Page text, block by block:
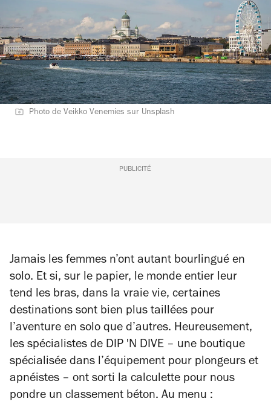
Photo de Veikko Venemies sur Unsplash
PUBLICITÉ
Jamais les femmes n’ont autant bourlingué en
solo. Et si, sur le papier, le monde entier leur
tend les bras, dans la vraie vie, certaines
destinations sont bien plus taillées pour
l’aventure en solo que d’autres. Heureusement,
les spécialistes de DIP 'N DIVE – une boutique
spécialisée dans l’équipement pour plongeurs et
apnéistes – ont sorti la calculette pour nous
pondre un classement béton. Au menu :